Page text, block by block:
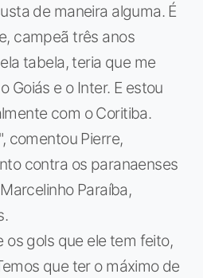
de maneira alguma. É
campeã três anos
tabela, teria que me
Goiás e o Inter. E estou
com o Coritiba.
comentou Pierre,
contra os paranaenses
Paraíba,
os gols que ele tem feito,
que ter o máximo de